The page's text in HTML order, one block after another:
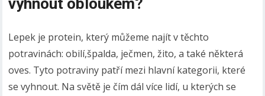
vyhnout obloukem?
Lepek je protein, který můžeme najít v těchto
potravinách: obilí,špalda, ječmen, žito, a také některá
oves. Tyto potraviny patří mezi hlavní kategorii, které
se vyhnout. Na světě je čím dál více lidí, u kterých se